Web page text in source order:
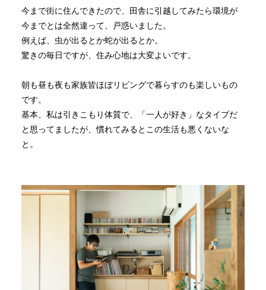
今まで街に住んできたので、田舎に引越してみたら環境が
今までとは全然違って、戸惑いました。
例えば、虫が出るとか蛇が出るとか。
驚きの毎日ですが、住み心地は大変よいです。
朝も昼も夜も家族皆ほぼリビングで暮らすのも楽しいもの
です。
基本、私は引きこもり体質で、「一人が好き」なタイプだ
と思ってましたが、慣れてみるとこの生活も悪くないな
と。